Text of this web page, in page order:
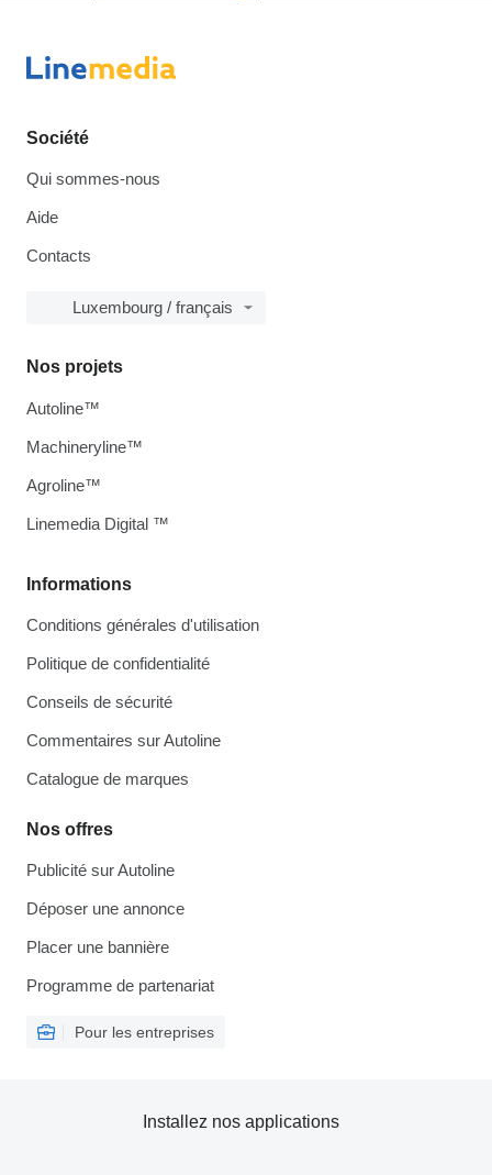
Société
Qui sommes-nous
Aide
Contacts
Luxembourg / français
Informations
Conditions générales d'utilisation
Politique de confidentialité
Conseils de sécurité
Commentaires sur Autoline
Catalogue de marques
Nos offres
Publicité sur Autoline
Déposer une annonce
Placer une bannière
Programme de partenariat
Pour les entreprises
Nos projets
Autoline™
Machineryline™
Agroline™
Linemedia Digital ™
Installez nos applications